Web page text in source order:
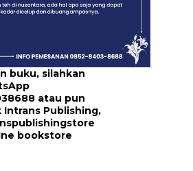
buku, silahkan
atau pun
Publishing,
bookstore